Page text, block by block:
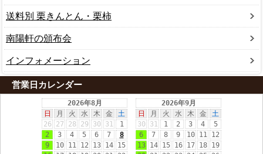
送料別 栗きんとん・栗柿
南陽軒の頒布会
インフォメーション
営業日カレンダー